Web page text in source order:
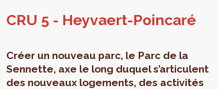
CRU 5 - Hey­vaert-Poin­caré
Créer un nouveau parc, le Parc de la
Sennette, axe le long duquel s’articulent
des nouveaux logements, des activités